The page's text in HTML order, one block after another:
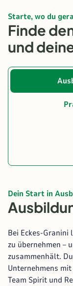
Starte, wo du
Finde
und
Dein Start in
Bei Eckes-
zu übernehmen –
zusammenhält.
Unternehmens
Team Spirit und